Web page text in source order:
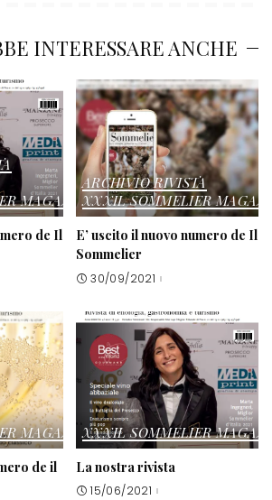
INTERESSARE ANCHE
MAGAZINE
de Il
ARCHIVIO RIVISTA
XXXIL SOMMELIER
E’ uscito il nuovo numero de Il
Sommelier
30/09/2021
MAGAZINE
de il
XXXIL SOMMELIER
La nostra rivista
15/06/2021